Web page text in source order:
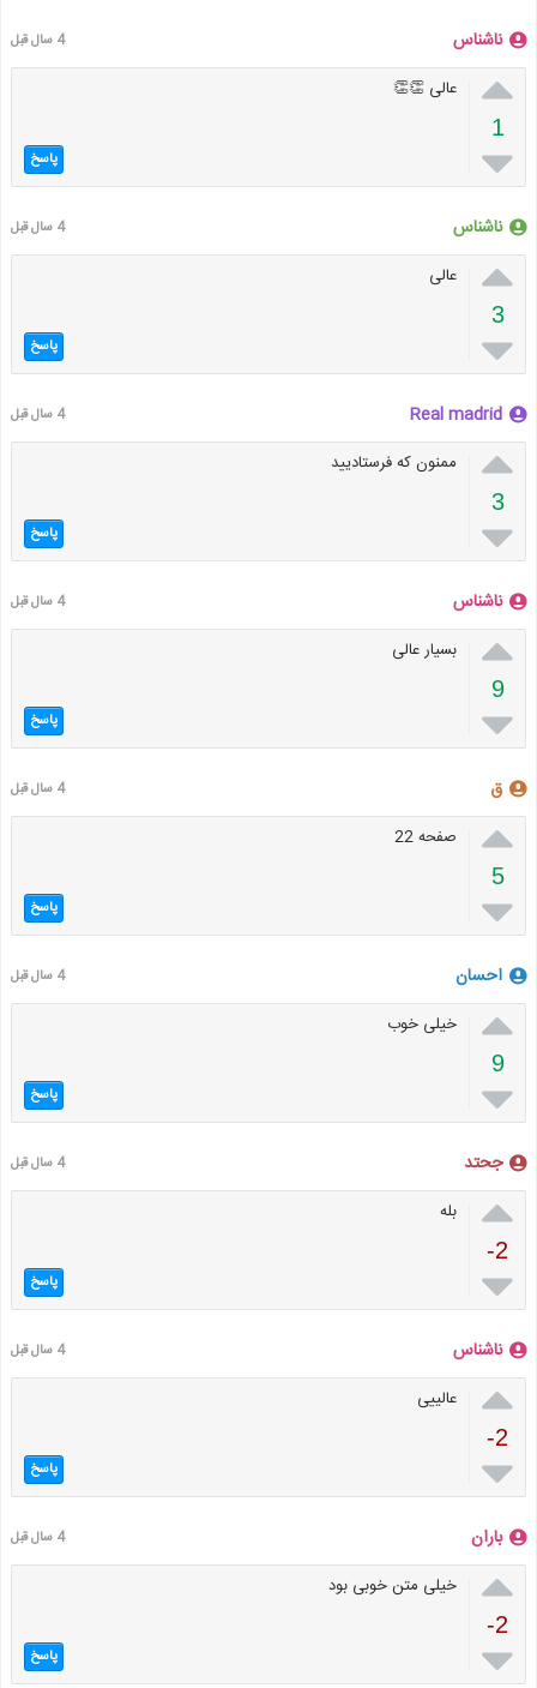
ناشناس 4 سال قبل

1

عالی 👏👏
پاسخ
ناشناس 4 سال قبل

3

عالی
پاسخ
Real madrid 4 سال قبل

3

ممنون که فرستادیید
پاسخ
ناشناس 4 سال قبل

9

بسیار عالی
پاسخ
ق 4 سال قبل

5

صفحه 22
پاسخ
احسان 4 سال قبل

9

خیلی خوب
پاسخ
جحتد 4 سال قبل

-2

بله
پاسخ
ناشناس 4 سال قبل

-2

عالییی
پاسخ
باران 4 سال قبل

-2

خیلی متن خوبی بود
پاسخ